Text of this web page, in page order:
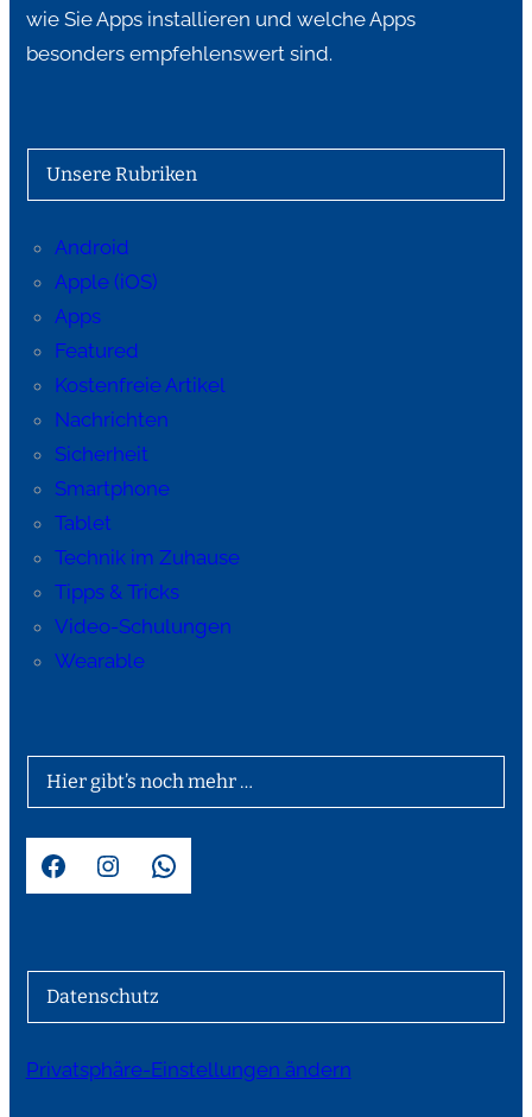
wie Sie Apps installieren und welche Apps
besonders empfehlenswert sind.
Unsere Rubriken
Android
Apple (iOS)
Apps
Featured
Kostenfreie Artikel
Nachrichten
Sicherheit
Smartphone
Tablet
Technik im Zuhause
Tipps & Tricks
Video-Schulungen
Wearable
Hier gibt’s noch mehr …
Facebook Instagram WhatsApp
Datenschutz
Privatsphäre-Einstellungen ändern